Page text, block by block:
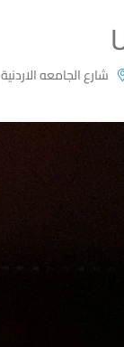
شارع الجامعه الاردنية